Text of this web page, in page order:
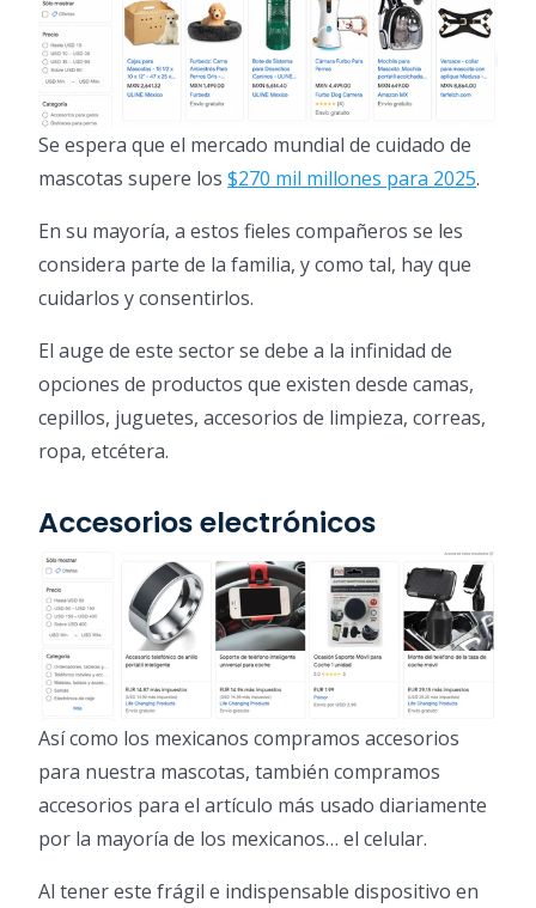
Se espera que el mercado mundial de cuidado de
mascotas supere los $270 mil millones para 2025.
En su mayoría, a estos fieles compañeros se les
considera parte de la familia, y como tal, hay que
cuidarlos y consentirlos.
El auge de este sector se debe a la infinidad de
opciones de productos que existen desde camas,
cepillos, juguetes, accesorios de limpieza, correas,
ropa, etcétera.
Accesorios electrónicos
Así como los mexicanos compramos accesorios
para nuestra mascotas, también compramos
accesorios para el artículo más usado diariamente
por la mayoría de los mexicanos… el celular.
Al tener este frágil e indispensable dispositivo en